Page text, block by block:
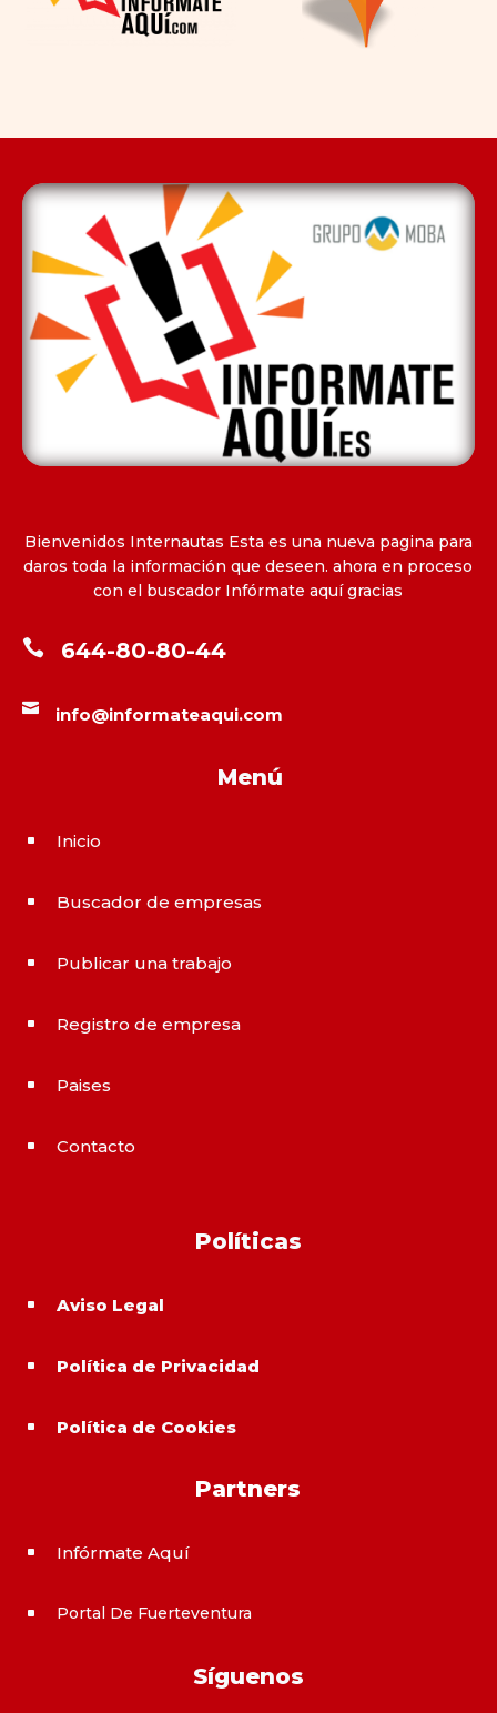
Bienvenidos Internautas Esta es una nueva pagina para
daros toda la información que deseen. ahora en proceso
con el buscador Infórmate aquí gracias
 644-80-80-44
 info@informateaqui.com
Menú
^ Inicio
^ Buscador de empresas
^ Publicar una trabajo
^ Registro de empresa
^ Paises
^ Contacto
Políticas
^ Aviso Legal
^ Política de Privacidad
^ Política de Cookies
Partners
^ Infórmate Aquí
^ Portal De Fuerteventura
Síguenos